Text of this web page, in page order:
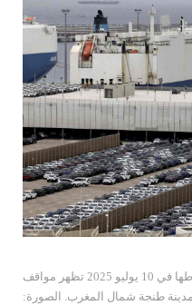
صورة جوية بطائرة بدون طيار تم التقاطها في 10 يوليو 2025 تظهر مواقف
طنجة شمال المغرب. الصورة: